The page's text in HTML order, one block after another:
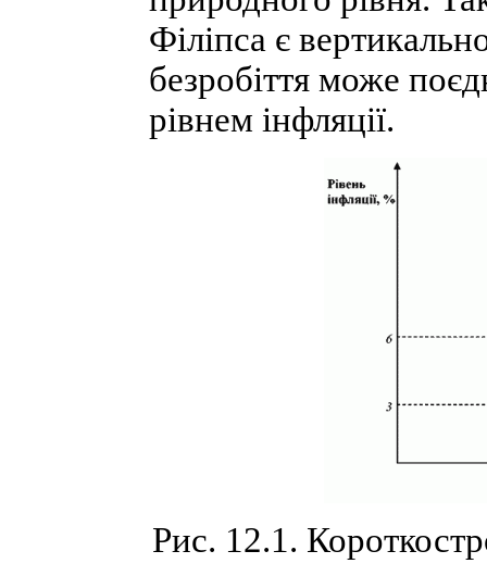
Філіпса є
безробіття може
рівнем інфляції.
Рис. 12.1.